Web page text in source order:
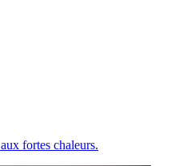
fortes chaleurs.